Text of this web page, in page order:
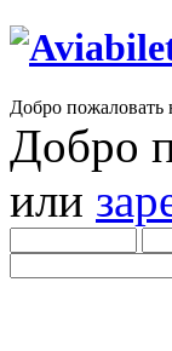
Добро пожаловать
Добро
или